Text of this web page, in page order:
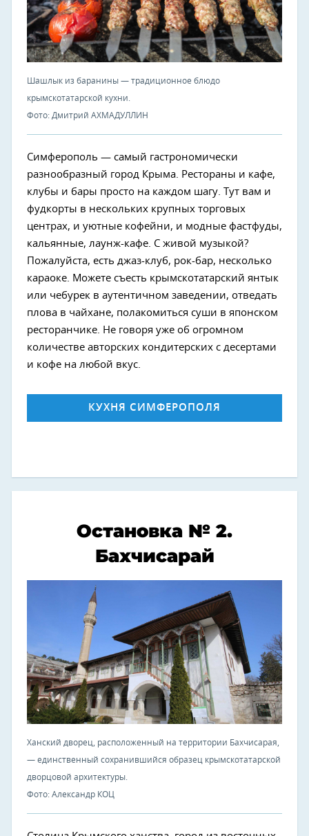
Шашлык из баранины — традиционное блюдо
крымскотатарской кухни.
Фото: Дмитрий АХМАДУЛЛИН
Симферополь — самый гастрономически
разнообразный город Крыма. Рестораны и кафе,
клубы и бары просто на каждом шагу. Тут вам и
фудкорты в нескольких крупных торговых
центрах, и уютные кофейни, и модные фастфуды,
кальянные, лаунж-кафе. С живой музыкой?
Пожалуйста, есть джаз-клуб, рок-бар, несколько
караоке. Можете съесть крымскотатарский янтык
или чебурек в аутентичном заведении, отведать
плова в чайхане, полакомиться суши в японском
ресторанчике. Не говоря уже об огромном
количестве авторских кондитерских с десертами
и кофе на любой вкус.
КУХНЯ СИМФЕРОПОЛЯ
Остановка № 2.
Бахчисарай
Ханский дворец, расположенный на территории Бахчисарая,
— единственный сохранившийся образец крымскотатарской
дворцовой архитектуры.
Фото: Александр КОЦ